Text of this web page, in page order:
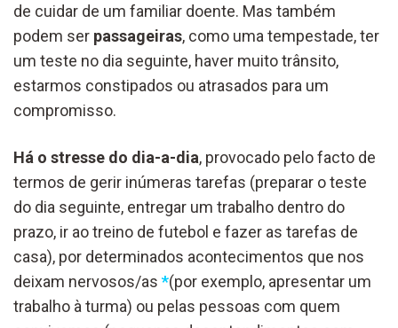
de cuidar de um familiar doente. Mas também
podem ser passageiras, como uma tempestade, ter
um teste no dia seguinte, haver muito trânsito,
estarmos constipados ou atrasados para um
compromisso.
Há o stresse do dia-a-dia, provocado pelo facto de
termos de gerir inúmeras tarefas (preparar o teste
do dia seguinte, entregar um trabalho dentro do
prazo, ir ao treino de futebol e fazer as tarefas de
casa), por determinados acontecimentos que nos
deixam nervosos/as *(por exemplo, apresentar um
trabalho à turma) ou pelas pessoas com quem